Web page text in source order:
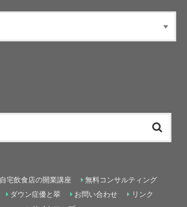
自宅飲食店の開業講座
無料コンサルティング
ダウン症優と翠 お問い合わせ
リンク